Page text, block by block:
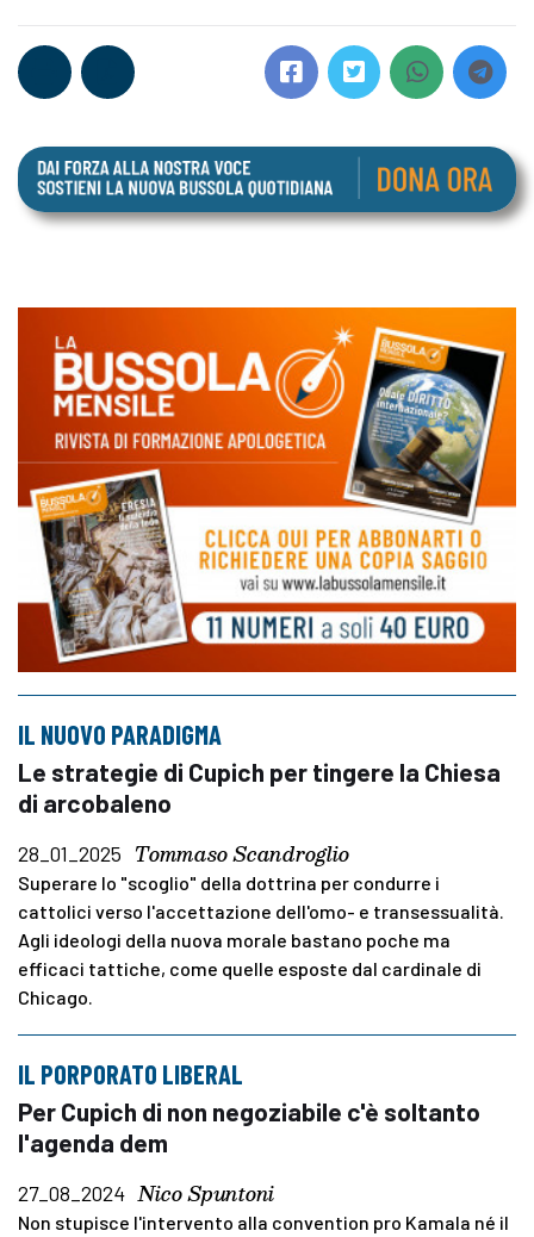
IL NUOVO PARADIGMA
Le strategie di Cupich per tingere la Chiesa
di arcobaleno
28_01_2025 Tommaso Scandroglio
Superare lo "scoglio" della dottrina per condurre i
cattolici verso l'accettazione dell'omo- e transessualità.
Agli ideologi della nuova morale bastano poche ma
efficaci tattiche, come quelle esposte dal cardinale di
Chicago.
IL PORPORATO LIBERAL
Per Cupich di non negoziabile c'è soltanto
l'agenda dem
27_08_2024 Nico Spuntoni
Non stupisce l'intervento alla convention pro Kamala né il